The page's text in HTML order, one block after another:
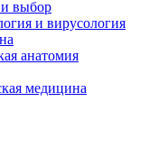
выбор
и вирусология
анатомия
медицина